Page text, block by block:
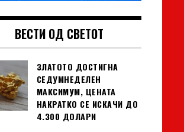
ВЕСТИ ОД СВЕТОТ
ЗЛАТОТО ДОСТИГНА
СЕДУМНЕДЕЛЕН
МАКСИМУМ, ЦЕНАТА
НАКРАТКО СЕ ИСКАЧИ ДО
4.300 ДОЛАРИ